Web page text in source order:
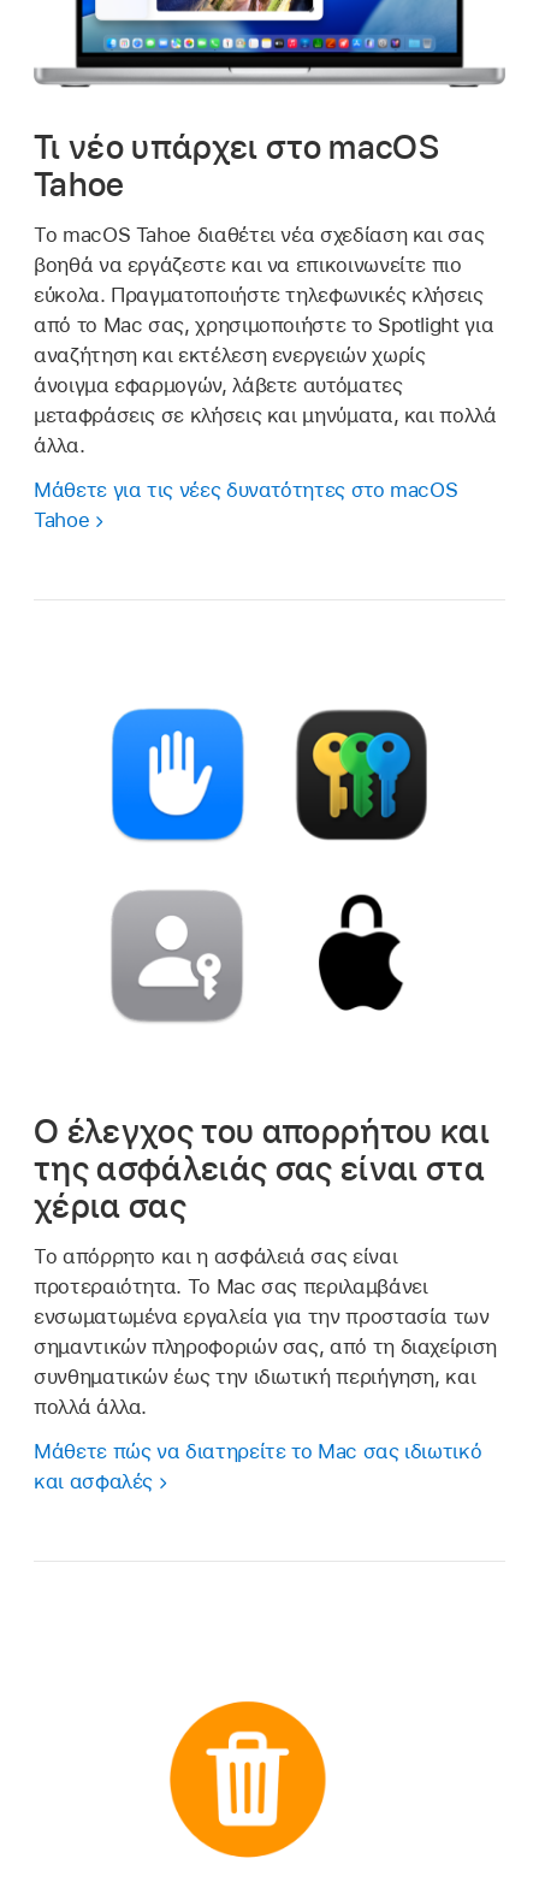
Τι νέο υπάρχει στο macOS
Tahoe
Το macOS Tahoe διαθέτει νέα σχεδίαση και σας
βοηθά να εργάζεστε και να επικοινωνείτε πιο
εύκολα. Πραγματοποιήστε τηλεφωνικές κλήσεις
από το Mac σας, χρησιμοποιήστε το Spotlight για
αναζήτηση και εκτέλεση ενεργειών χωρίς
άνοιγμα εφαρμογών, λάβετε αυτόματες
μεταφράσεις σε κλήσεις και μηνύματα, και πολλά
άλλα.
Μάθετε για τις νέες δυνατότητες στο macOS
Tahoe
Ο έλεγχος του απορρήτου και
της ασφάλειάς σας είναι στα
χέρια σας
Το απόρρητο και η ασφάλειά σας είναι
προτεραιότητα. Το Mac σας περιλαμβάνει
ενσωματωμένα εργαλεία για την προστασία των
σημαντικών πληροφοριών σας, από τη διαχείριση
συνθηματικών έως την ιδιωτική περιήγηση, και
πολλά άλλα.
Μάθετε πώς να διατηρείτε το Mac σας ιδιωτικό
και ασφαλές